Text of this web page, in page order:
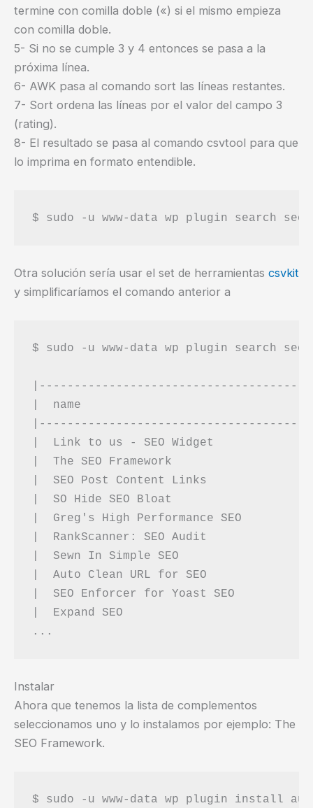
termine con comilla doble («) si el mismo empieza
con comilla doble.
5- Si no se cumple 3 y 4 entonces se pasa a la
próxima línea.
6- AWK pasa al comando sort las líneas restantes.
7- Sort ordena las líneas por el valor del campo 3
(rating).
8- El resultado se pasa al comando csvtool para que
lo imprima en formato entendible.
Otra solución sería usar el set de herramientas csvkit
y simplificaríamos el comando anterior a
$ sudo -u www-data wp plugin search
|  name
|  Link to us - SEO Widget
|  The SEO Framework
|  SEO Post Content Links
|  SO Hide SEO Bloat
|  Greg's High Performance SEO
|  RankScanner: SEO Audit
|  Sewn In Simple SEO
|  Auto Clean URL for SEO
|  SEO Enforcer for Yoast
|  Expand SEO
Instalar
Ahora que tenemos la lista de complementos
seleccionamos uno y lo instalamos por ejemplo: The
SEO Framework.